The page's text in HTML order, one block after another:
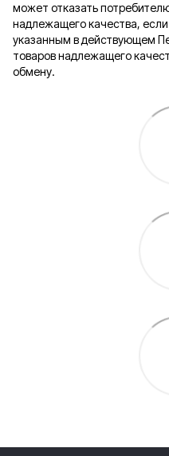
может отказать
надлежащего качества,
указанным в действующем
товаров надлежащего
обмену.